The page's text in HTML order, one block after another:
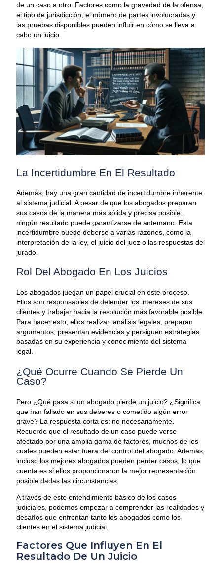
de un caso a otro. Factores como la gravedad de la ofensa,
el tipo de jurisdicción, el número de partes involucradas y
las pruebas disponibles pueden influir en cómo se lleva a
cabo un juicio.
La Incertidumbre En El Resultado
Además, hay una gran cantidad de incertidumbre inherente
al sistema judicial. A pesar de que los abogados preparan
sus casos de la manera más sólida y precisa posible,
ningún resultado puede garantizarse de antemano. Esta
incertidumbre puede deberse a varias razones, como la
interpretación de la ley, el juicio del juez o las respuestas del
jurado.
Rol Del Abogado En Los Juicios
Los abogados juegan un papel crucial en este proceso.
Ellos son responsables de defender los intereses de sus
clientes y trabajar hacia la resolución más favorable posible.
Para hacer esto, ellos realizan análisis legales, preparan
argumentos, presentan evidencias y persiguen estrategias
basadas en su experiencia y conocimiento del sistema
legal.
¿Qué Ocurre Cuando Se Pierde Un
Caso?
Pero ¿Qué pasa si un abogado pierde un juicio? ¿Significa
que han fallado en sus deberes o cometido algún error
grave? La respuesta corta es: no necesariamente.
Recuerde que el resultado de un caso puede verse
afectado por una amplia gama de factores, muchos de los
cuales pueden estar fuera del control del abogado. Además,
incluso los mejores abogados pueden perder casos; lo que
cuenta es si ellos proporcionaron la mejor representación
posible dadas las circunstancias.
A través de este entendimiento básico de los casos
judiciales, podemos empezar a comprender las realidades y
desafíos que enfrentan tanto los abogados como los
clientes en el sistema judicial.
Factores Que Influyen En El
Resultado De Un Juicio